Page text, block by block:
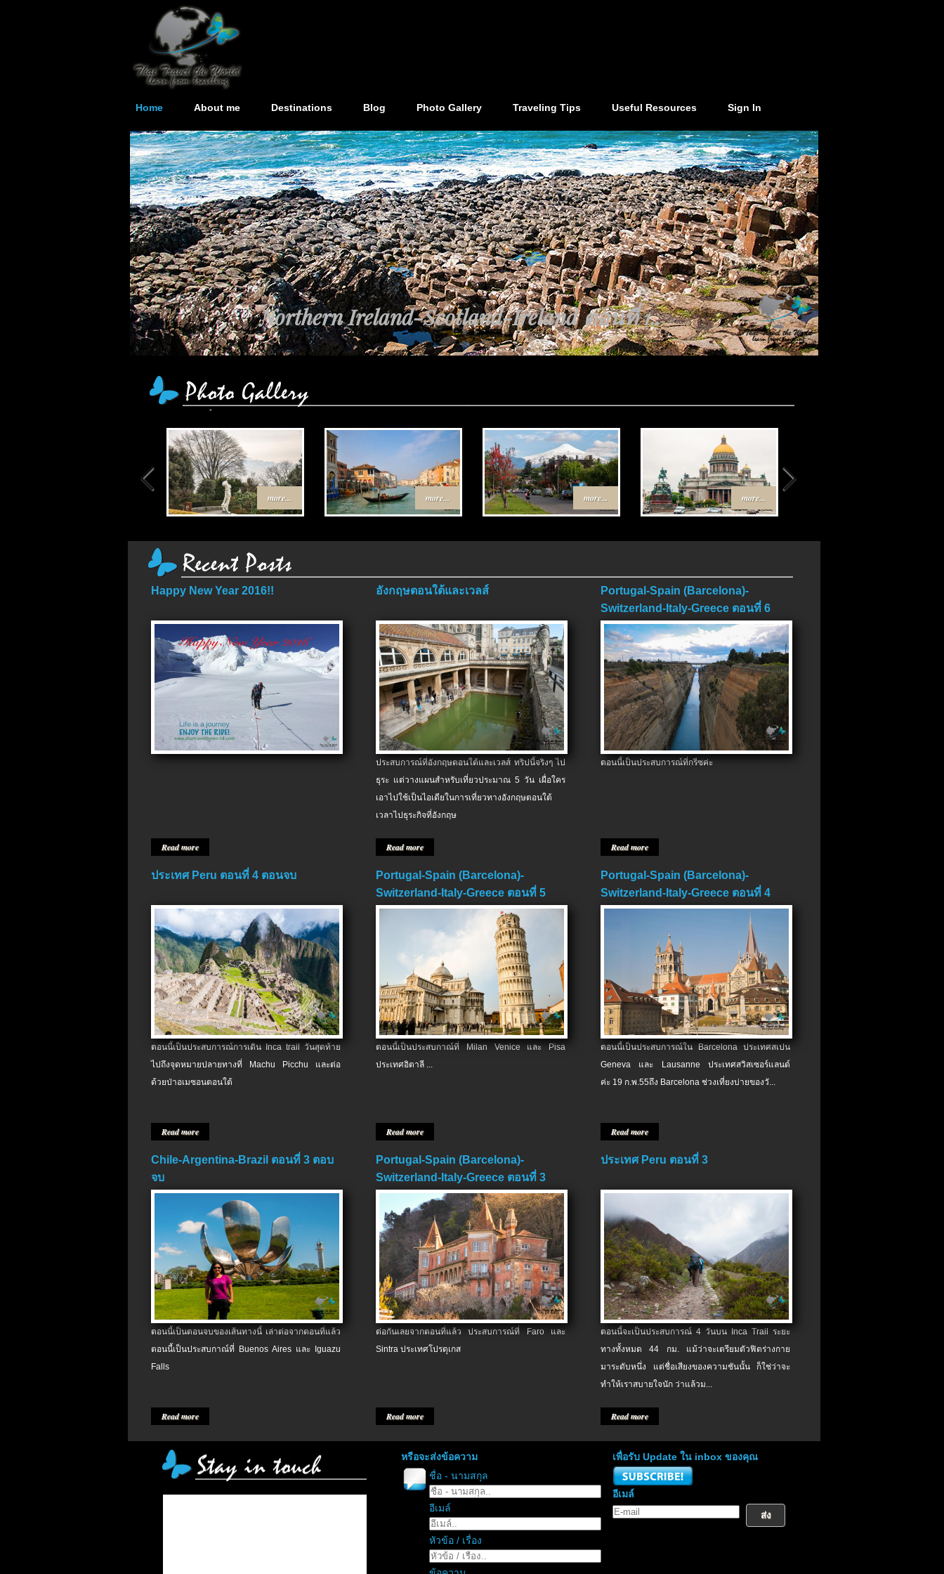
Home About me Destinations Blog Photo Gallery Traveling Tips Useful Resources Sign In
เส้นทาง Egypt-Jordan ตอนที่ 4 ตอนจบ..
more... more... more... more...
Happy New Year 2016!!
Read more
อังกฤษตอนใต้และเวลส์
ประสบการณ์ที่อังกฤษตอนใต้และเวลส์ ทริปนี้จริงๆ ไป
ธุระ แต่วางแผนสำหรับเที่ยวประมาณ 5 วัน เผื่อใคร
เอาไปใช้เป็นไอเดียในการเที่ยวทางอังกฤษตอนใต้
เวลาไปธุระกิจที่อังกฤษ
Read more
Portugal-Spain (Barcelona)-
Switzerland-Italy-Greece ตอนที่ 6
ตอนจบ
ตอนนี้เป็นประสบการณ์ที่กรีซค่ะ
Read more
ประเทศ Peru ตอนที่ 4 ตอนจบ
ตอนนี้เป็นประสบการณ์การเดิน Inca trail วันสุดท้าย
ไปถึงจุดหมายปลายทางที่ Machu Picchu และต่อ
ด้วยป่าอเมซอนตอนใต้
Read more
Portugal-Spain (Barcelona)-
Switzerland-Italy-Greece ตอนที่ 5
ตอนนี้เป็นประสบกาณ์ที่ Milan Venice และ Pisa
ประเทศอิตาลี ...
Read more
Portugal-Spain (Barcelona)-
Switzerland-Italy-Greece ตอนที่ 4
ตอนนี้เป็นประสบการณ์ใน Barcelona ประเทศสเปน
Geneva และ Lausanne ประเทศสวิสเซอร์แลนด์
ค่ะ 19 ก.พ.​55ถึง Barcelona ช่วงเที่ยงบ่ายของวั...
Read more
Chile-Argentina-Brazil ตอนที่ 3 ตอบ
จบ
ตอนนี้เป็นตอนจบของเส้นทางนี้ เล่าต่อจากตอนที่แล้ว
ตอนนี้เป็นประสบกาณ์ที่ Buenos Aires และ Iguazu
Falls
Read more
Portugal-Spain (Barcelona)-
Switzerland-Italy-Greece ตอนที่ 3
ต่อกันเลยจากตอนที่แล้ว ประสบการณ์ที่ Faro และ
Sintra ประเทศโปรตุเกส
Read more
ประเทศ Peru ตอนที่ 3
ตอนนี้จะเป็นประสบการณ์ 4 วันบน Inca Trail ระยะ
ทางทั้งหมด 44 กม. แม้ว่าจะเตรียมตัวฟิตร่างกาย
มาระดับหนึ่ง แต่ชื่อเสียงของความชันนั้น ก็ใช่ว่าจะ
ทำให้เราสบายใจนัก ว่าแล้วม...
Read more
หรือจะส่งข้อความ
ชื่อ - นามสกุล
อีเมล์
หัวข้อ / เรื่อง
เพื่อรับ Update ใน inbox ของคุณ
อีเมล์
ส่ง